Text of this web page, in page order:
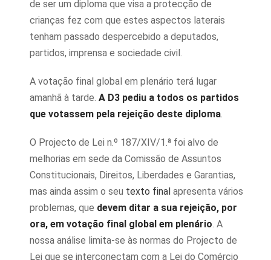
de ser um diploma que visa a protecção de
crianças fez com que estes aspectos laterais
tenham passado despercebido a deputados,
partidos, imprensa e sociedade civil.
A votação final global em plenário terá lugar
amanhã à tarde. A D3 pediu a todos os partidos
que votassem pela rejeição deste diploma.
O Projecto de Lei n.º 187/XIV/1.ª foi alvo de
melhorias em sede da Comissão de Assuntos
Constitucionais, Direitos, Liberdades e Garantias,
mas ainda assim o seu texto final apresenta vários
problemas, que devem ditar a sua rejeição, por
ora, em votação final global em plenário. A
nossa análise limita-se às normas do Projecto de
Lei que se interconectam com a Lei do Comércio